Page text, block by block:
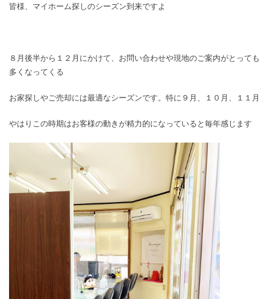
皆様、マイホーム探しのシーズン到来ですよ
８月後半から１２月にかけて、お問い合わせや現地のご案内がとっても
多くなってくる
お家探しやご売却には最適なシーズンです。特に９月、１０月、１１月
やはりこの時期はお客様の動きが精力的になっていると毎年感じます